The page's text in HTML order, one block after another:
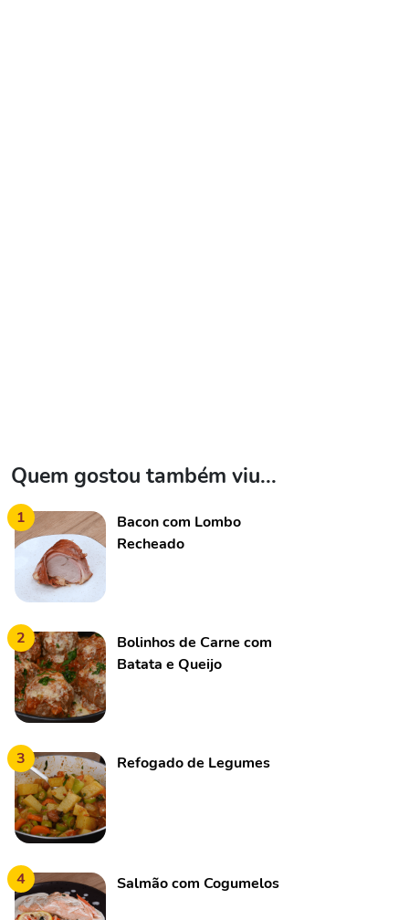
Quem gostou também viu...
1
Bacon com Lombo
Recheado
2
Bolinhos de Carne com
Batata e Queijo
3 Refogado de Legumes
4 Salmão com Cogumelos